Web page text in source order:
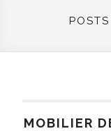
MOBILIER